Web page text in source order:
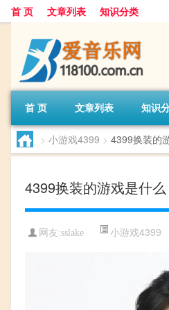
首 页 文章列表 知识分类
首 页 文章列表 知识
> 小游戏4399 > 4399换装的
4399换装的游戏是什么
网友:sslake 小游戏4399